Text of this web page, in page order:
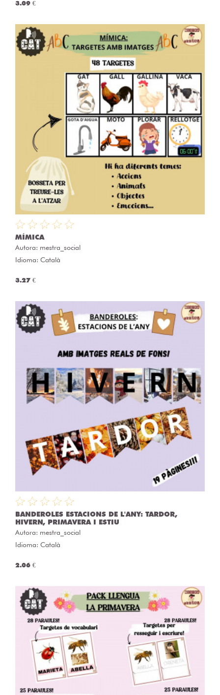
3.09 €
MÍMICA
Autora: mestra_social
Idioma: Català
3.27 €
BANDEROLES ESTACIONS DE L'ANY: TARDOR,
HIVERN, PRIMAVERA I ESTIU
Autora: mestra_social
Idioma: Català
2.06 €